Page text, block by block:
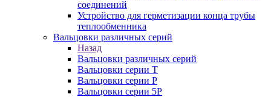
соединений
Устройство для герметизации конца трубы
теплообменника
Вальцовки различных серий
Назад
Вальцовки различных серий
Вальцовки серии Т
Вальцовки серии Р
Вальцовки серии 5Р